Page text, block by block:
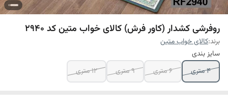
روفرشی کشدار (کاور فرش) کالای خواب متین کد 2940
برند:کالای خواب متین
سایز بندی
4 متری
6 متری 9 متری 12 متری